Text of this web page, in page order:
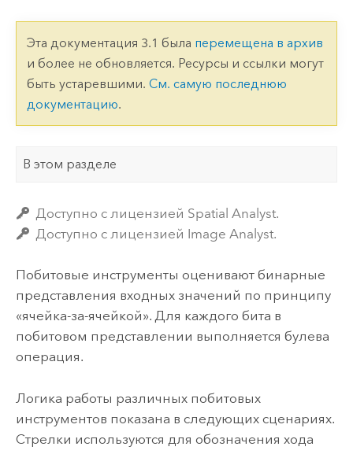
Эта документация 3.1 была перемещена в архив
и более не обновляется. Ресурсы и ссылки могут
быть устаревшими. См. самую последнюю
документацию.
В этом разделе
Доступно с лицензией Spatial Analyst.
Доступно с лицензией Image Analyst.
Побитовые инструменты оценивают бинарные
представления входных значений по принципу
«ячейка-за-ячейкой». Для каждого бита в
побитовом представлении выполняется булева
операция.
Логика работы различных побитовых
инструментов показана в следующих сценариях.
Стрелки используются для обозначения хода